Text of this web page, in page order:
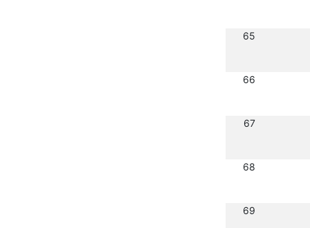
65
66
67
68
69